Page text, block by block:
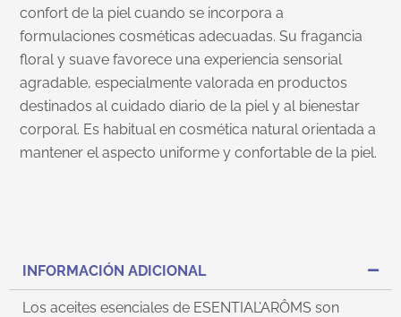
confort de la piel cuando se incorpora a
formulaciones cosméticas adecuadas. Su fragancia
floral y suave favorece una experiencia sensorial
agradable, especialmente valorada en productos
destinados al cuidado diario de la piel y al bienestar
corporal. Es habitual en cosmética natural orientada a
mantener el aspecto uniforme y confortable de la piel.
INFORMACIÓN ADICIONAL
Los aceites esenciales de ESENTIAL’ARÔMS son